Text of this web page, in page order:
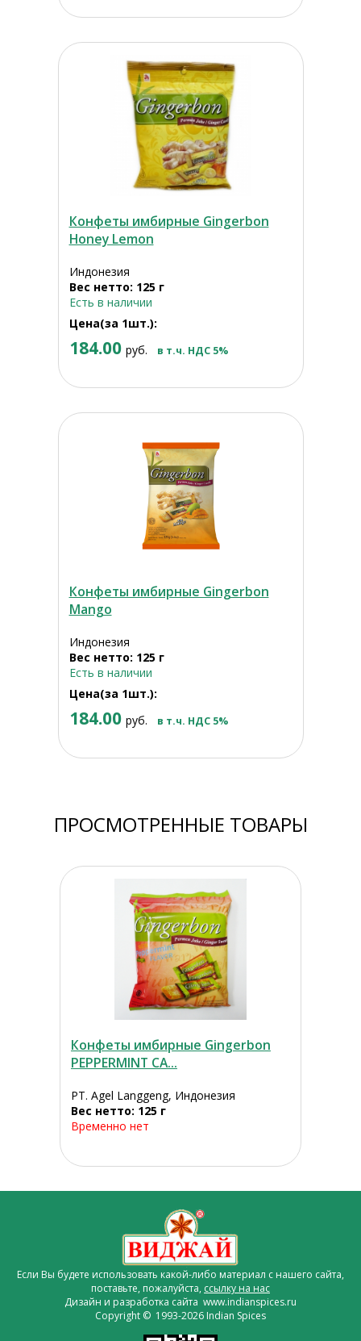
Конфеты имбирные Gingerbon
Honey Lemon
Индонезия
Вес нетто: 125 г
Есть в наличии
Цена(за 1шт.):
184.00 руб. в т.ч. НДС 5%
Конфеты имбирные Gingerbon
Mango
Индонезия
Вес нетто: 125 г
Есть в наличии
Цена(за 1шт.):
184.00 руб. в т.ч. НДС 5%
ПРОСМОТРЕННЫЕ ТОВАРЫ
Конфеты имбирные Gingerbon
PEPPERMINT CA...
PT. Agel Langgeng, Индонезия
Вес нетто: 125 г
Временно нет
Если Вы будете использовать какой-либо материал с нашего сайта,
поставьте, пожалуйста, ссылку на нас
Дизайн и разработка сайта www.indianspices.ru
Copyright © 1993-2026 Indian Spices